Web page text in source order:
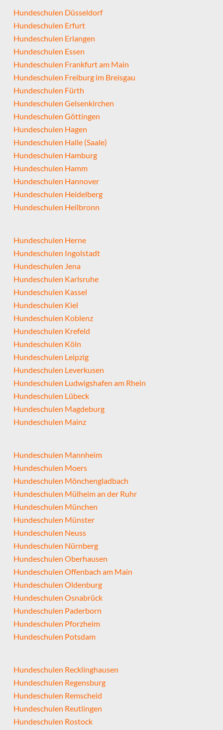
Hundeschulen Düsseldorf
Hundeschulen Erfurt
Hundeschulen Erlangen
Hundeschulen Essen
Hundeschulen Frankfurt am Main
Hundeschulen Freiburg im Breisgau
Hundeschulen Fürth
Hundeschulen Gelsenkirchen
Hundeschulen Göttingen
Hundeschulen Hagen
Hundeschulen Halle (Saale)
Hundeschulen Hamburg
Hundeschulen Hamm
Hundeschulen Hannover
Hundeschulen Heidelberg
Hundeschulen Heilbronn
Hundeschulen Herne
Hundeschulen Ingolstadt
Hundeschulen Jena
Hundeschulen Karlsruhe
Hundeschulen Kassel
Hundeschulen Kiel
Hundeschulen Koblenz
Hundeschulen Krefeld
Hundeschulen Köln
Hundeschulen Leipzig
Hundeschulen Leverkusen
Hundeschulen Ludwigshafen am Rhein
Hundeschulen Lübeck
Hundeschulen Magdeburg
Hundeschulen Mainz
Hundeschulen Mannheim
Hundeschulen Moers
Hundeschulen Mönchengladbach
Hundeschulen Mülheim an der Ruhr
Hundeschulen München
Hundeschulen Münster
Hundeschulen Neuss
Hundeschulen Nürnberg
Hundeschulen Oberhausen
Hundeschulen Offenbach am Main
Hundeschulen Oldenburg
Hundeschulen Osnabrück
Hundeschulen Paderborn
Hundeschulen Pforzheim
Hundeschulen Potsdam
Hundeschulen Recklinghausen
Hundeschulen Regensburg
Hundeschulen Remscheid
Hundeschulen Reutlingen
Hundeschulen Rostock